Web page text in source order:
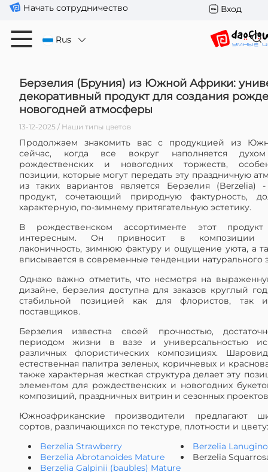
Начать сотрудничество Вход
Rus
Берзелия (Бруния) из Южной Африки:
декоративный продукт для создания
новогодней атмосферы
13-12-2025 / Наши типы цветов
Продолжаем знакомить вас с продукцией из
сейчас, когда все вокруг наполняется
рождественских и новогодних торжеств,
позиции, которые могут передать эту праздничную
из таких вариантов является Берзелия (Berzelia)
продукт, сочетающий природную фактурность,
характерную, по-зимнему притягательную эстетику.
В рождественском ассортименте этот
интересным. Oн привносит в композиции
лаконичность, зимнюю фактуру и ощущение уюта, а
вписывается в современные тенденции натурального
Однако важно отметить, что несмотря на
дизайне, берзелия доступна для заказов круглый
стабильной позицией как для флористов, так
поставщиков.
Берзелия известна своей прочностью,
периодом жизни в вазе и универсальностью
различных флористических композициях.
естественная палитра зеленых, коричневых и
также характерная жесткая структура делает эту
элементом для рождественских и новогодних
композиций, праздничных витрин и сезонных
Южноафриканские производители предлагают
сортов, различающихся по текстуре, плотности и цвету:
Berzelia Strawberry
Berzelia Abrotanoides Mature
Berzelia Galpinii (baubles) Mature
Berzelia
Berzelia